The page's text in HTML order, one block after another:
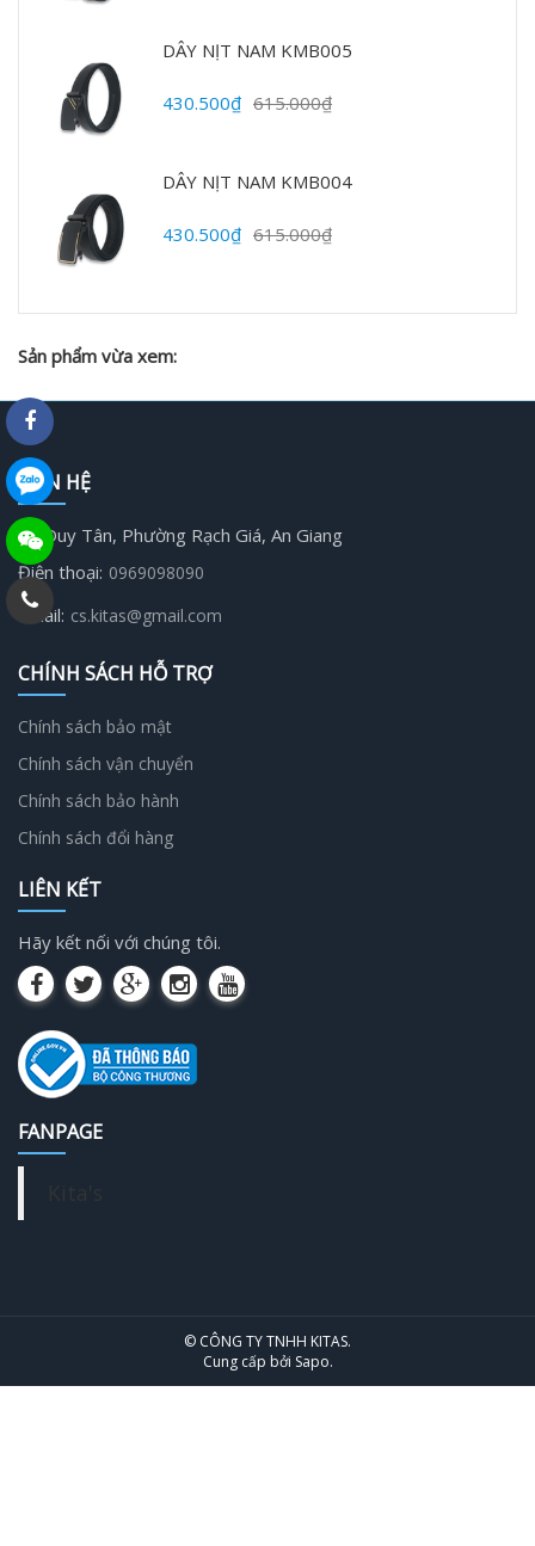
DÂY NỊT NAM KMB005
430.500₫ 615.000₫
DÂY NỊT NAM KMB004
430.500₫ 615.000₫
Sản phẩm vừa xem:
LIÊN HỆ
19 Duy Tân, Phường Rạch Giá, An Giang
Điện thoại: 0969098090
Email: cs.kitas@gmail.com
CHÍNH SÁCH HỖ TRỢ
Chính sách bảo mật
Chính sách vận chuyển
Chính sách bảo hành
Chính sách đổi hàng
LIÊN KẾT
Hãy kết nối với chúng tôi.
FANPAGE
© CÔNG TY TNHH KITAS.
Cung cấp bởi Sapo.